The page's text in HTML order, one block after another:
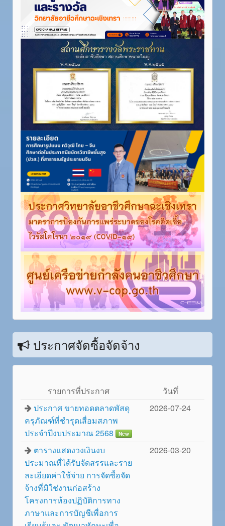
ประกาศจัดซื้อจัดจ้าง
รายการที่ประกาศ
วันทึ่
ประกาศ ขายทอดตลาดพัสดุ
ครุภัณฑ์ที่ชำรุดเสื่อมสภาพ
ประจำปีงบประมาณ 2568
New
2026-07-24
ตารางแสดงวงเงินงบ
ประมาณที่ได้รับจัดสรรและราย
ละเอียดค่าใช้จ่าย การจัดซื้อจัด
จ้างที่มิใช่งานก่อสร้าง
โครงการห้องปฏิบัติการทาง
ภาษาและการบัญชีเพื่อการ
2026-03-20